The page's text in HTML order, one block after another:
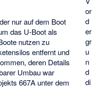
or
d
er
gr
u
n
d
di
nur auf dem Boot
das U-Boot als
nutzen zu
entfernt und
deren Details
Umbau war
667A unter dem